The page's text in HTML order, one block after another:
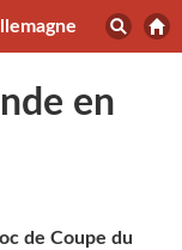
en
de Coupe du